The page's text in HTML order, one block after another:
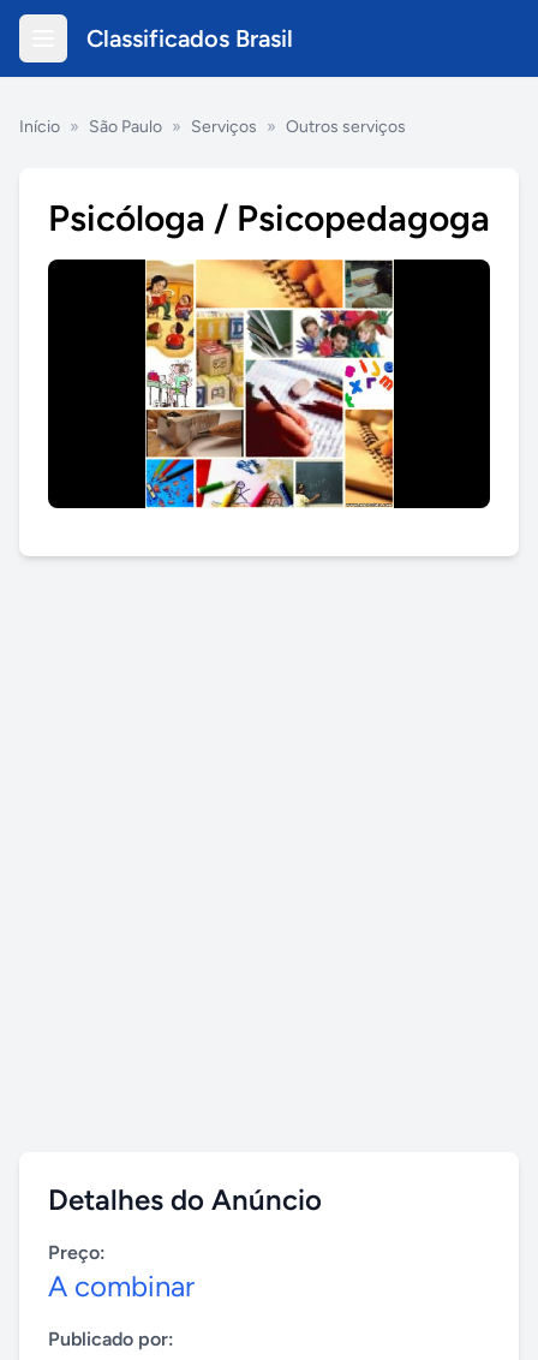
Classificados Brasil
Início » São Paulo » Serviços » Outros serviços
Psicóloga / Psicopedagoga
Detalhes do Anúncio
Preço:
A combinar
Publicado por: